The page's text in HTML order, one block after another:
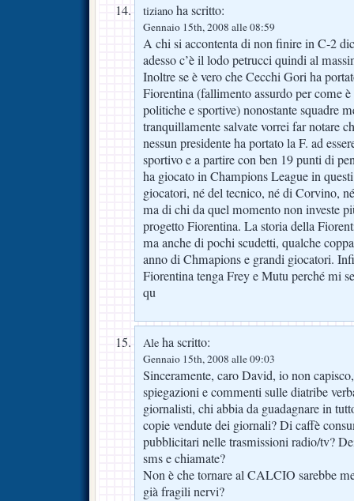
tiziano ha scritto:
Gennaio 15th, 2008 alle 08:59
A chi si accontenta di non finire in C-2
adesso c’è il lodo petrucci quindi al
Inoltre se è vero che Cecchi Gori ha
Fiorentina (fallimento assurdo per come
politiche e sportive) nonostante squadre
tranquillamente salvate vorrei far notare
nessun presidente ha portato la F. ad
sportivo e a partire con ben 19 punti di
ha giocato in Champions League in
giocatori, né del tecnico, né di Corvino,
ma di chi da quel momento non investe
progetto Fiorentina. La storia della
ma anche di pochi scudetti, qualche
anno di Chmapions e grandi giocatori.
Fiorentina tenga Frey e Mutu perché mi
qu
Ale ha scritto:
Gennaio 15th, 2008 alle 09:03
Sinceramente, caro David, io non
spiegazioni e commenti sulle diatribe
giornalisti, chi abbia da guadagnare in
copie vendute dei giornali? Di caffè
pubblicitari nelle trasmissioni radio/tv?
sms e chiamate?
Non è che tornare al CALCIO sarebbe
già fragili nervi?